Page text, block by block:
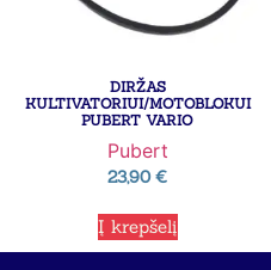
DIRŽAS
KULTIVATORIUI/MOTOBLOKUI
PUBERT VARIO
Pubert
23,90€
Į krepšelį